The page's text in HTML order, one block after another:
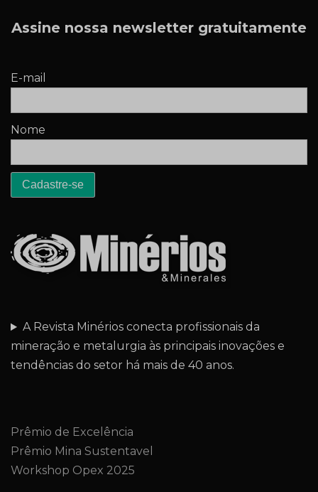
Assine nossa newsletter gratuitamente
E-mail
Nome
A Revista Minérios conecta profissionais da
mineração e metalurgia às principais inovações e
tendências do setor há mais de 40 anos.
Prêmio de Excelência
Prêmio Mina Sustentavel
Workshop Opex 2025